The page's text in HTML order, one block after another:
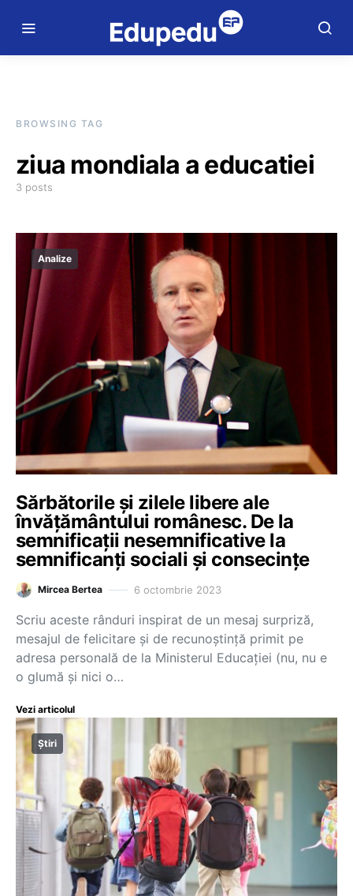
BROWSING TAG
ziua mondiala a educatiei
3 posts
Analize
Sărbătorile și zilele libere ale
învățământului românesc. De la
semnificații nesemnificative la
semnificanți sociali și consecințe
Mircea Bertea 6 octombrie 2023
Scriu aceste rânduri inspirat de un mesaj surpriză,
mesajul de felicitare și de recunoștință primit pe
adresa personală de la Ministerul Educației (nu, nu e
o glumă și nici o…
Vezi articolul
Știri